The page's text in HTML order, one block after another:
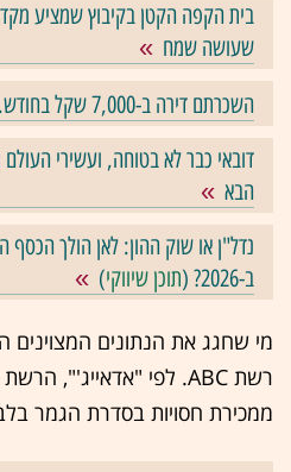
בית הקפה הקטן בקיבוץ שמציע
שעושה שמח
השכרתם דירה ב-7,000 שקל בחודש. כמה מס תשלמו?
דובאי כבר לא בטוחה, ועשירי
הבא
נדל"ן או שוק ההון: לאן הולך הכסף
ב-2026? (
תוכן שיווקי)
מי שחגג את הנתונים המצוינים
ממכירת חסויות בסדרת הגמר